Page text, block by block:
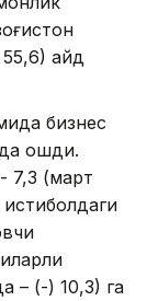
қайд
бизнес
ошди.
7,3 (март
– (-) 10,3) га